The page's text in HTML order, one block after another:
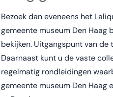
Bezoek dan eveneens het
gemeente museum Den Haag
bekijken. Uitgangspunt van
Daarnaast kunt u de vaste
regelmatig rondleidingen
gemeente museum Den Haag